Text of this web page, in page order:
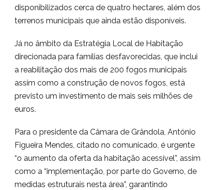
disponibilizados cerca de quatro hectares, além dos
terrenos municipais que ainda estão disponíveis.
Já no âmbito da Estratégia Local de Habitação
direcionada para famílias desfavorecidas, que inclui
a reabilitação dos mais de 200 fogos municipais
assim como a construção de novos fogos, está
previsto um investimento de mais seis milhões de
euros.
Para o presidente da Câmara de Grândola, António
Figueira Mendes, citado no comunicado, é urgente
“o aumento da oferta da habitação acessível”, assim
como a “implementação, por parte do Governo, de
medidas estruturais nesta área”, garantindo